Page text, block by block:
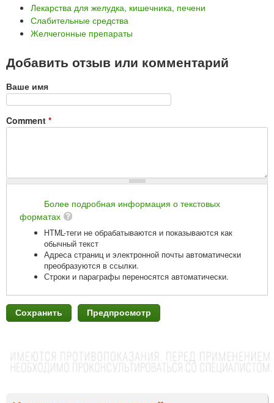
Лекарства для желудка, кишечника, печени
Слабительные средства
Желчегонные препараты
Добавить отзыв или комментарий
Ваше имя
Comment *
Более подробная информация о текстовых
форматах
HTML-теги не обрабатываются и показываются как
обычный текст
Адреса страниц и электронной почты автоматически
преобразуются в ссылки.
Строки и параграфы переносятся автоматически.